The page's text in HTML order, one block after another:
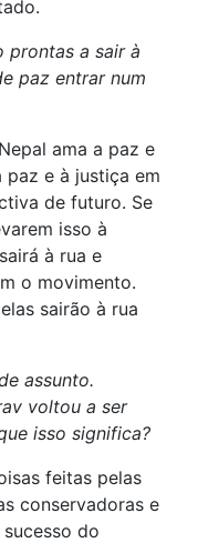
prontas a sair à
paz entrar num
ama a paz e
e à justiça em
de futuro. Se
isso à
à rua e
o movimento.
sairão à rua
assunto.
voltou a ser
isso significa?
feitas pelas
conservadoras e
do